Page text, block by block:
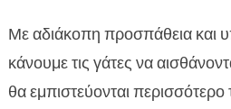
Με αδιάκοπη προσπάθεια και
κάνουμε τις γάτες να
θα εμπιστεύονται